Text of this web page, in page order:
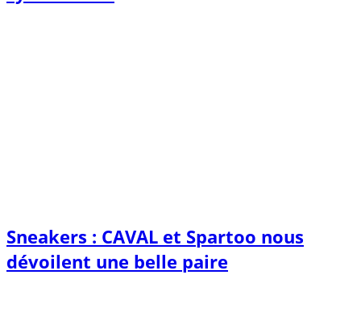
Sneakers : CAVAL et Spartoo nous
dévoilent une belle paire